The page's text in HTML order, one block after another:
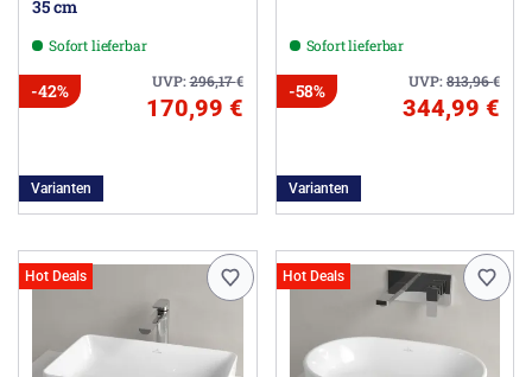
35 cm
Sofort lieferbar
UVP:296,17€
-42%
170,99 €
Varianten
Sofort lieferbar
UVP:813,96€
-58%
344,99 €
Varianten
Hot Deals Hot Deals